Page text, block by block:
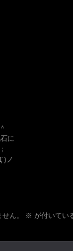
に
ノ
ん。 ※ が付いてい